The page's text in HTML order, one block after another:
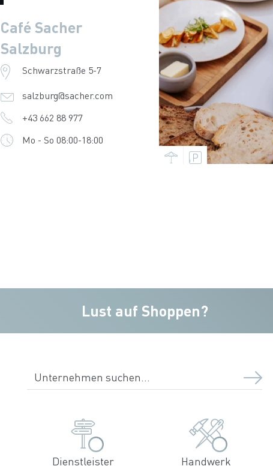
Café Sacher
Salzburg
Schwarzstraße 5-7
salzburg@sacher.com
+43 662 88 977
Mo - So 08:00-18:00
Lust auf Shoppen?
Unternehmen suchen
Dienstleister Handwerk